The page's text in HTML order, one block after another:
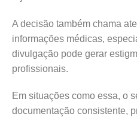
A decisão também chama
informações médicas,
divulgação pode gerar
profissionais.
Em situações como essa, o
documentação consistente,